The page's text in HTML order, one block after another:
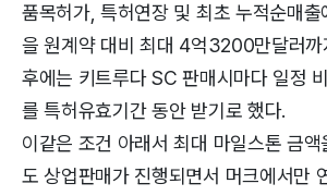
품목허가, 특허연장 및 최초 누적순매
을 원계약 대비 최대 4억3200만달러까
후에는 키트루다 SC 판매시마다 일정
를 특허유효기간 동안 받기로 했다.
이같은 조건 아래서 최대 마일스톤 금액
도 상업판매가 진행되면서 머크에서만